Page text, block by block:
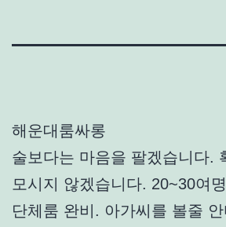
해운대룸싸롱
술보다는 마음을 팔겠습니다.
모시지 않겠습니다. 20~30여
단체룸 완비. 아가씨를 볼줄